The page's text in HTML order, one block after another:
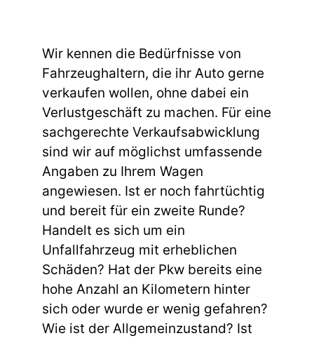
Wir kennen die Bedürfnisse von
Fahrzeughaltern, die ihr Auto gerne
verkaufen wollen, ohne dabei ein
Verlustgeschäft zu machen. Für eine
sachgerechte Verkaufsabwicklung
sind wir auf möglichst umfassende
Angaben zu Ihrem Wagen
angewiesen. Ist er noch fahrtüchtig
und bereit für ein zweite Runde?
Handelt es sich um ein
Unfallfahrzeug mit erheblichen
Schäden? Hat der Pkw bereits eine
hohe Anzahl an Kilometern hinter
sich oder wurde er wenig gefahren?
Wie ist der Allgemeinzustand? Ist